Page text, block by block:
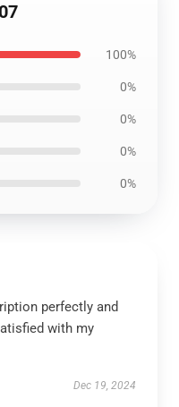
100%
0%
0%
0%
0%
perfectly and
with my
Dec 19, 2024